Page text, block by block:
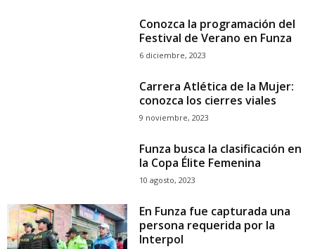
Conozca la programación del
Festival de Verano en Funza
6 diciembre, 2023
Carrera Atlética de la Mujer:
conozca los cierres viales
9 noviembre, 2023
Funza busca la clasificación en
la Copa Élite Femenina
10 agosto, 2023
En Funza fue capturada una
persona requerida por la
Interpol